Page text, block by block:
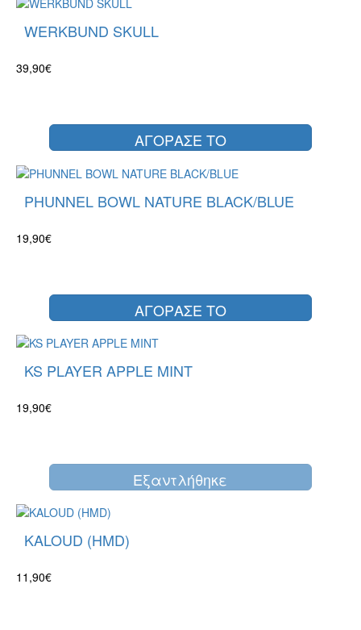
WERKBUND SKULL
39,90€
ΑΓΟΡΑΣΕ ΤΟ
PHUNNEL BOWL NATURE BLACK/BLUE
19,90€
ΑΓΟΡΑΣΕ ΤΟ
KS PLAYER APPLE MINT
19,90€
Eξαντλήθηκε
KALOUD (HMD)
11,90€